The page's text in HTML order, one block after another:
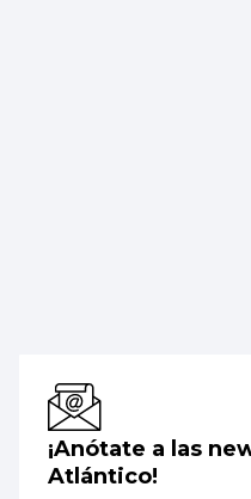
¡Anótate a las
Atlántico!